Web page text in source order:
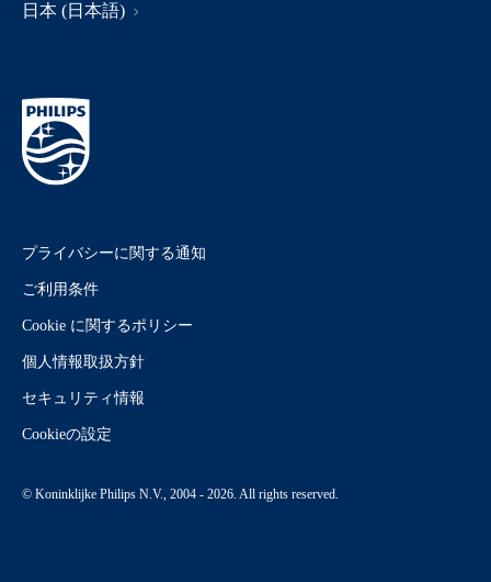
日本 (日本語)
プライバシーに関する通知
ご利用条件
Cookie に関するポリシー
個人情報取扱方針
セキュリティ情報
Cookieの設定
© Koninklijke Philips N.V., 2004 - 2026. All rights reserved.